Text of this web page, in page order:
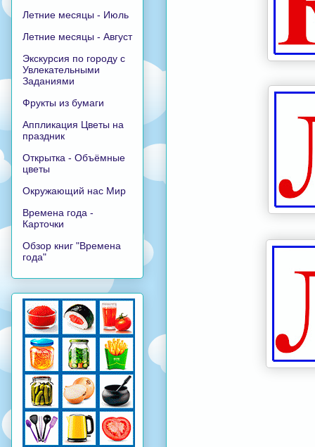
Летние месяцы - Июль
Летние месяцы - Август
Экскурсия по городу с
Увлекательными
Заданиями
Фрукты из бумаги
Аппликация Цветы на
праздник
Открытка - Объёмные
цветы
Окружающий нас Мир
Времена года -
Карточки
Обзор книг "Времена
года"